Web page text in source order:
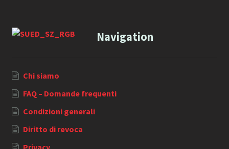
Navigation
Chi siamo
FAQ – Domande frequenti
Condizioni generali
Diritto di revoca
Privacy